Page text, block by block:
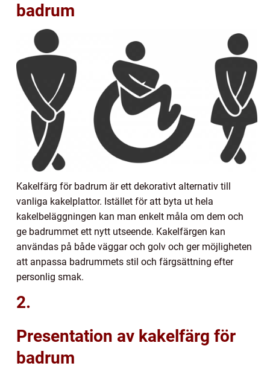
badrum
Kakelfärg för badrum är ett dekorativt alternativ till
vanliga kakelplattor. Istället för att byta ut hela
kakelbeläggningen kan man enkelt måla om dem och
ge badrummet ett nytt utseende. Kakelfärgen kan
användas på både väggar och golv och ger möjligheten
att anpassa badrummets stil och färgsättning efter
personlig smak.
2.
Presentation av kakelfärg för
badrum